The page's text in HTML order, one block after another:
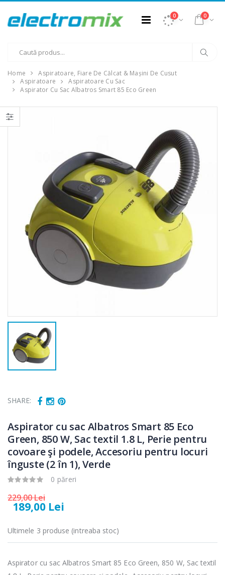
0 0
Home
Aspiratoare, Fiare De Călcat & Mașini De Cusut
Aspiratoare
Aspiratoare Cu Sac
Aspirator Cu Sac Albatros Smart 85 Eco Green
SHARE:
Aspirator cu sac Albatros Smart 85 Eco
Green, 850 W, Sac textil 1.8 L, Perie pentru
covoare şi podele, Accesoriu pentru locuri
înguste (2 în 1), Verde
0 păreri
229,00 Lei
189,00 Lei
Ultimele 3 produse (intreaba stoc)
Aspirator cu sac Albatros Smart 85 Eco Green, 850 W, Sac textil
Fierbator
electric cu filtru
89,00 Lei
Masina de tocat
549,00 Lei
-33%
Masina de tocat
Mixer vertical
Robot de